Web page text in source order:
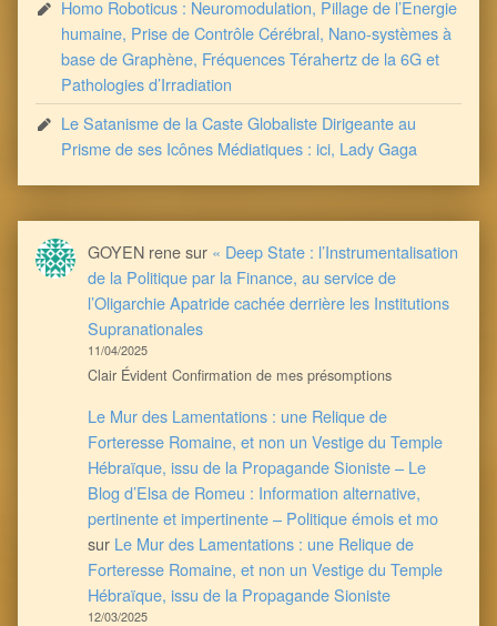
Homo Roboticus : Neuromodulation, Pillage de l’Energie
humaine, Prise de Contrôle Cérébral, Nano-systèmes à
base de Graphène, Fréquences Térahertz de la 6G et
Pathologies d’Irradiation
Le Satanisme de la Caste Globaliste Dirigeante au
Prisme de ses Icônes Médiatiques : ici, Lady Gaga
GOYEN renesur « Deep State : l’Instrumentalisation
de la Politique par la Finance, au service de
l’Oligarchie Apatride cachée derrière les Institutions
Supranationales
11/04/2025
Clair Évident Confirmation de mes présomptions
Le Mur des Lamentations : une Relique de
Forteresse Romaine, et non un Vestige du Temple
Hébraïque, issu de la Propagande Sioniste – Le
Blog d’Elsa de Romeu : Information alternative,
pertinente et impertinente – Politique émois et mo
sur Le Mur des Lamentations : une Relique de
Forteresse Romaine, et non un Vestige du Temple
Hébraïque, issu de la Propagande Sioniste
12/03/2025